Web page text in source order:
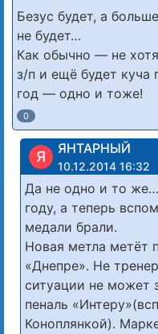
Безус будет, а
не будет…
Как обычно — не
з/п и ещё будет
год — одно и тоже!
0
Я ЯНТАРНЫЙ
10.12.2014 16:32
Да не одно и то
году, а теперь
медали брали.
Новая метла метёт
«Днепре». Не
ситуации не может
пеналь
Коноплянкой).